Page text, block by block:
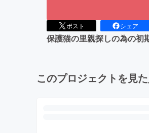
ポスト シェア
保護猫の里親探しの為の初
このプロジェクトを見